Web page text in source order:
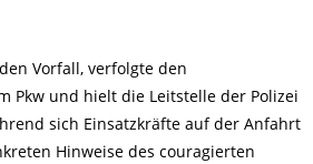
Vorfall, verfolgte den
Pkw und hielt die Leitstelle der Polizei
sich Einsatzkräfte auf der Anfahrt
Hinweise des couragierten